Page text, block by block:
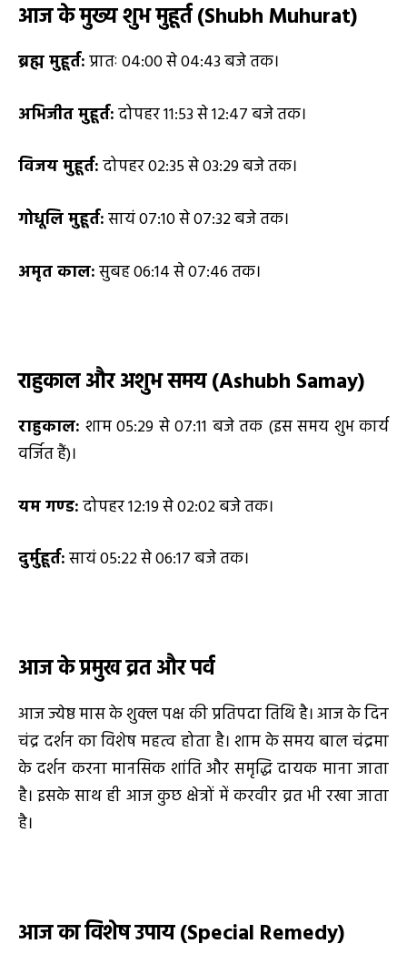
आज के मुख्य शुभ मुहूर्त (Shubh Muhurat)
ब्रह्म मुहूर्त:प्रातः 04:00 से 04:43 बजे तक।
अभिजीत मुहूर्त:दोपहर 11:53 से 12:47 बजे तक।
विजय मुहूर्त:दोपहर 02:35 से 03:29 बजे तक।
गोधूलि मुहूर्त:सायं 07:10 से 07:32 बजे तक।
अमृत काल:सुबह 06:14 से 07:46 तक।
राहुकाल और अशुभ समय (Ashubh Samay)
राहुकाल: शाम 05:29 से 07:11 बजे तक (इस समय शुभ कार्य
वर्जित हैं)।
यम गण्ड:दोपहर 12:19 से 02:02 बजे तक।
दुर्मुहूर्त:सायं 05:22 से 06:17 बजे तक।
आज के प्रमुख व्रत और पर्व
आज ज्येष्ठ मास के शुक्ल पक्ष की प्रतिपदा तिथि है। आज के दिन
चंद्र दर्शन का विशेष महत्व होता है। शाम के समय बाल चंद्रमा
के दर्शन करना मानसिक शांति और समृद्धि दायक माना जाता
है। इसके साथ ही आज कुछ क्षेत्रों में करवीर व्रत भी रखा जाता
है।
आज का विशेष उपाय (Special Remedy)